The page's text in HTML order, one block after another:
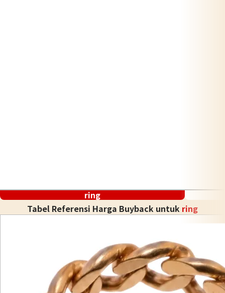
ring
Tabel Referensi Harga Buyback untuk ring